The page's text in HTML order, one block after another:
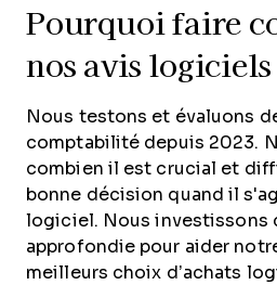
Pourquoi faire
nos avis logiciels
Nous testons et évaluons
comptabilité depuis 2023.
combien il est crucial et
bonne décision quand il
logiciel. Nous investissons
approfondie pour aider
meilleurs choix d’achats